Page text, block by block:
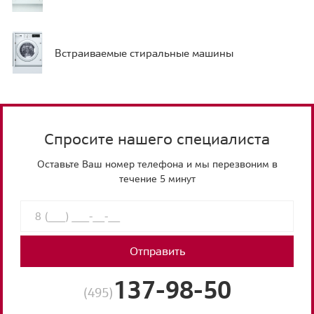
Встраиваемые стиральные машины
Спросите нашего специалиста
Оставьте Ваш номер телефона и мы перезвоним в
течение 5 минут
Отправить
(495) 137-98-50